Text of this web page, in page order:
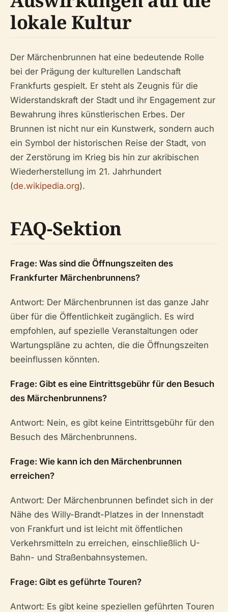
lokale Kultur
Der Märchenbrunnen hat eine bedeutende Rolle
bei der Prägung der kulturellen Landschaft
Frankfurts gespielt. Er steht als Zeugnis für die
Widerstandskraft der Stadt und ihr Engagement zur
Bewahrung ihres künstlerischen Erbes. Der
Brunnen ist nicht nur ein Kunstwerk, sondern auch
ein Symbol der historischen Reise der Stadt, von
der Zerstörung im Krieg bis hin zur akribischen
Wiederherstellung im 21. Jahrhundert
(de.wikipedia.org).
FAQ-Sektion
Frage: Was sind die Öffnungszeiten des
Frankfurter Märchenbrunnens?
Antwort: Der Märchenbrunnen ist das ganze Jahr
über für die Öffentlichkeit zugänglich. Es wird
empfohlen, auf spezielle Veranstaltungen oder
Wartungspläne zu achten, die die Öffnungszeiten
beeinflussen könnten.
Frage: Gibt es eine Eintrittsgebühr für den Besuch
des Märchenbrunnens?
Antwort: Nein, es gibt keine Eintrittsgebühr für den
Besuch des Märchenbrunnens.
Frage: Wie kann ich den Märchenbrunnen
erreichen?
Antwort: Der Märchenbrunnen befindet sich in der
Nähe des Willy-Brandt-Platzes in der Innenstadt
von Frankfurt und ist leicht mit öffentlichen
Verkehrsmitteln zu erreichen, einschließlich U-
Bahn- und Straßenbahnsystemen.
Frage: Gibt es geführte Touren?
Antwort: Es gibt keine speziellen geführten Touren